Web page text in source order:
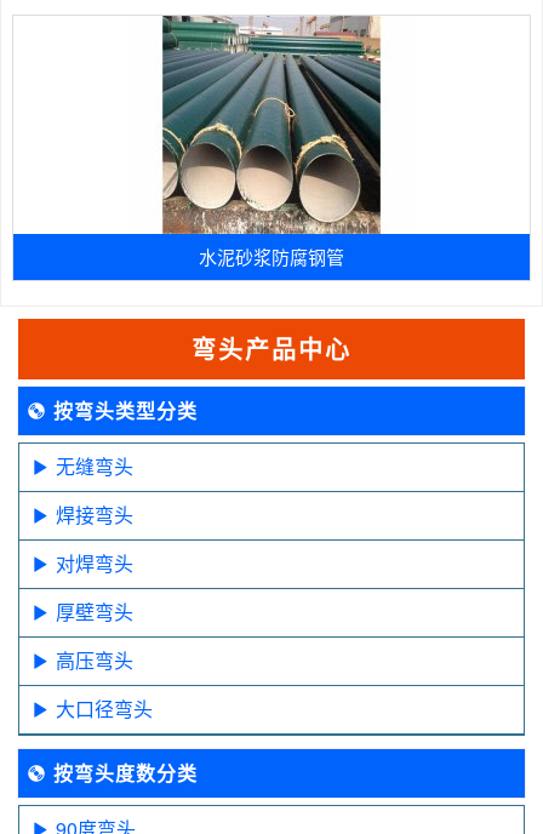
水泥砂浆防腐钢管
弯头产品中心
按弯头类型分类
无缝弯头
焊接弯头
对焊弯头
厚壁弯头
高压弯头
大口径弯头
按弯头度数分类